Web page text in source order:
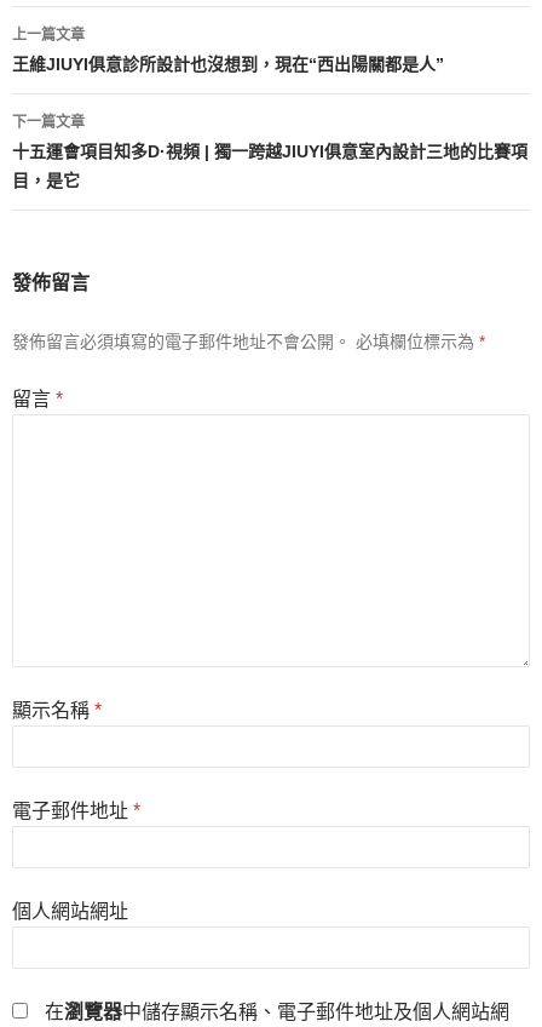
文
章
導
覽
上一篇文章
王維JIUYI俱意診所設計也沒想到，現在“西出陽關都是人”
下一篇文章
十五運會項目知多D·視頻 | 獨一跨越JIUYI俱意室內設計三地的比賽項
目，是它
發佈留言
發佈留言必須填寫的電子郵件地址不會公開。 必填欄位標示為 *
留言 *
顯示名稱 *
電子郵件地址 *
個人網站網址
在瀏覽器中儲存顯示名稱、電子郵件地址及個人網站網